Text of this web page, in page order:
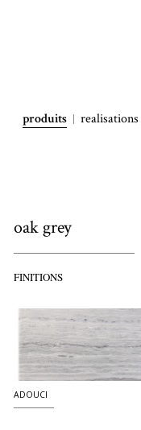
produits realisations
oak grey
FINITIONS
ADOUCI